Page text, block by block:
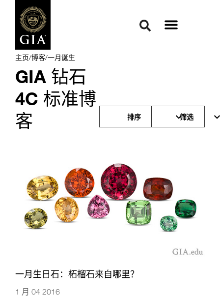
主页/博客/一月诞生
GIA 钻石
4C 标准博
客
排序 筛选
一月生日石：柘榴石来自哪里？
1 月 04 2016